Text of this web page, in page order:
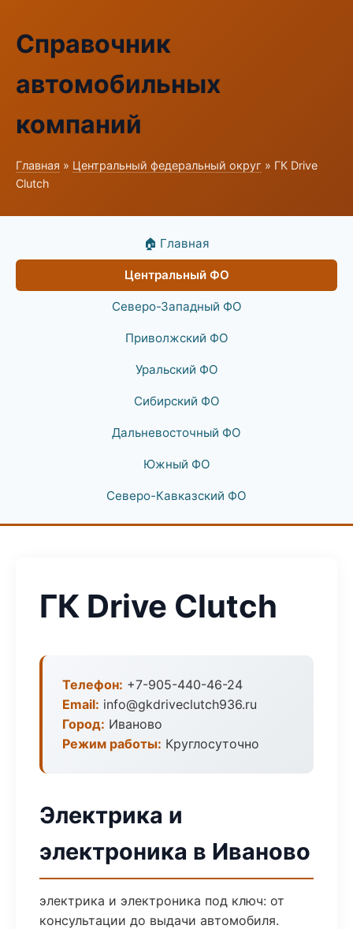
Справочник
автомобильных
компаний
Главная » Центральный федеральный округ » ГК Drive
Clutch
🏠 Главная
Центральный ФО
Северо-Западный ФО
Приволжский ФО
Уральский ФО
Сибирский ФО
Дальневосточный ФО
Южный ФО
Северо-Кавказский ФО
ГК Drive Clutch
Телефон: +7-905-440-46-24
Email: info@gkdriveclutch936.ru
Город: Иваново
Режим работы: Круглосуточно
Электрика и
электроника в Иваново
электрика и электроника под ключ: от
консультации до выдачи автомобиля.